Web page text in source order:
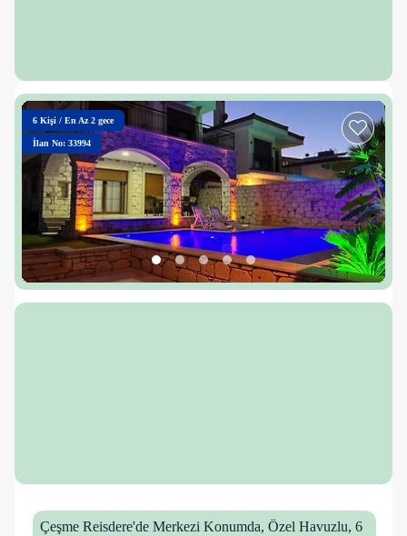
6 Kişi / En Az 2 gece
İlan No: 33994
Çeşme Reisdere'de Merkezi Konumda, Özel Havuzlu, 6